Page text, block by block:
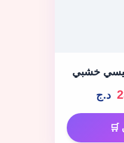
خشبي
د.ج
🛒